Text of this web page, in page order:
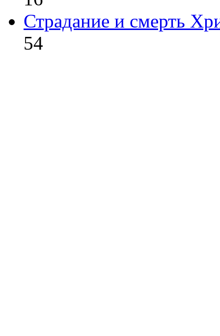
Страдание и смерть
54